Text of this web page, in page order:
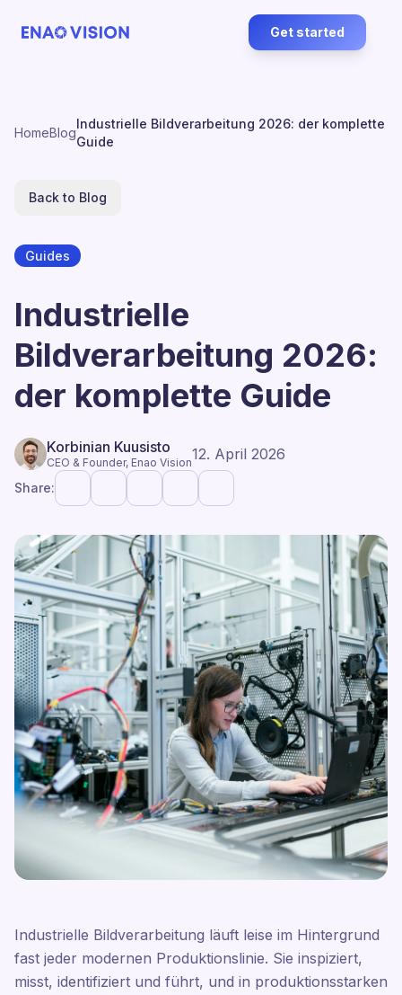
Get started
HomeBlog
Industrielle Bildverarbeitung 2026: der komplette
Guide
Back to Blog
Guides
Industrielle
Bildverarbeitung 2026:
der komplette Guide
Korbinian Kuusisto
CEO & Founder, Enao Vision12. April 2026
Share:
Industrielle Bildverarbeitung läuft leise im Hintergrund
fast jeder modernen Produktionslinie. Sie inspiziert,
misst, identifiziert und führt, und in produktionsstarken